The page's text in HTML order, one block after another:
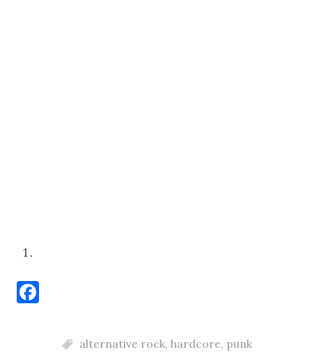
alternative rock, hardcore, punk